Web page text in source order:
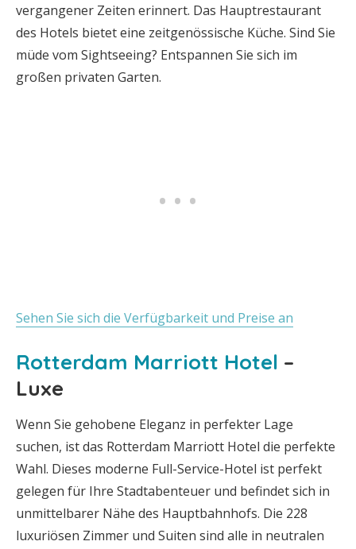
vergangener Zeiten erinnert. Das Hauptrestaurant
des Hotels bietet eine zeitgenössische Küche. Sind Sie
müde vom Sightseeing? Entspannen Sie sich im
großen privaten Garten.
Sehen Sie sich die Verfügbarkeit und Preise an
Rotterdam Marriott Hotel –
Luxe
Wenn Sie gehobene Eleganz in perfekter Lage
suchen, ist das Rotterdam Marriott Hotel die perfekte
Wahl. Dieses moderne Full-Service-Hotel ist perfekt
gelegen für Ihre Stadtabenteuer und befindet sich in
unmittelbarer Nähe des Hauptbahnhofs. Die 228
luxuriösen Zimmer und Suiten sind alle in neutralen